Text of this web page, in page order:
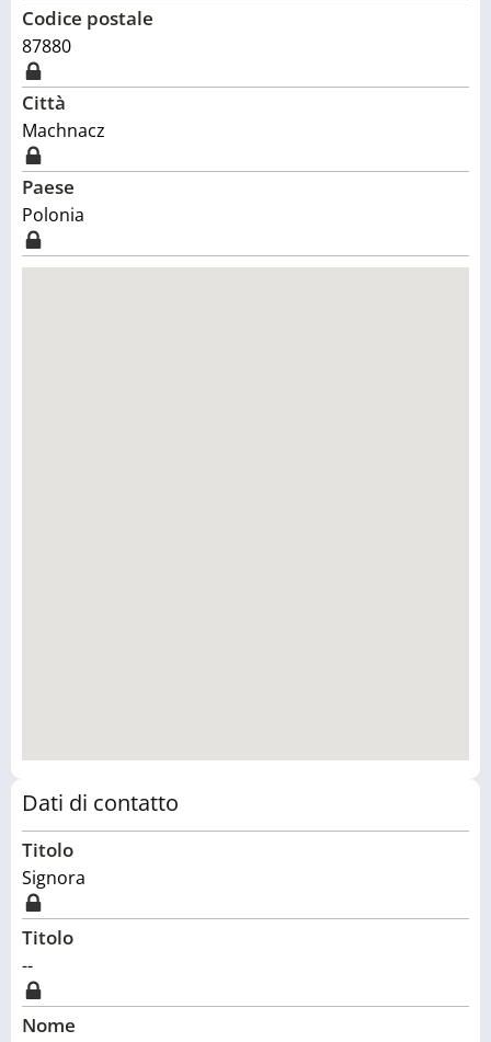
Codice postale
87880
Città
Machnacz
Paese
Polonia
Dati di contatto
Titolo
Signora
Titolo
--
Nome